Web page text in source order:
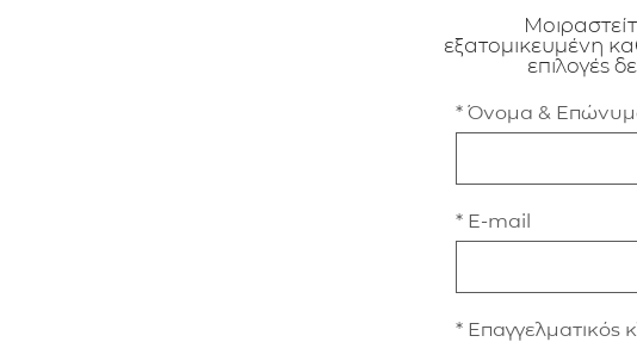
εξατομικευμένη
επιλογές
* Όνομα &
* E-mail
* Επαγγελματικός